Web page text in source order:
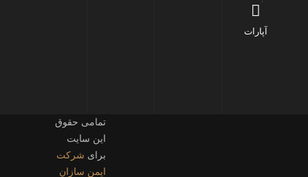
آپارات
تمامی حقوق
این سایت
برای شرکت
ایمن سازان